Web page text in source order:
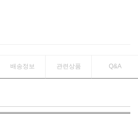
배송정보 관련상품 Q&A